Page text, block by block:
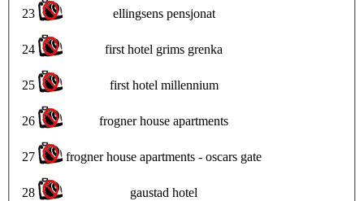
23 ellingsens pensjonat
24 first hotel grims grenka
25 first hotel millennium
26 frogner house apartments
27 frogner house apartments - oscars gate
28 gaustad hotel